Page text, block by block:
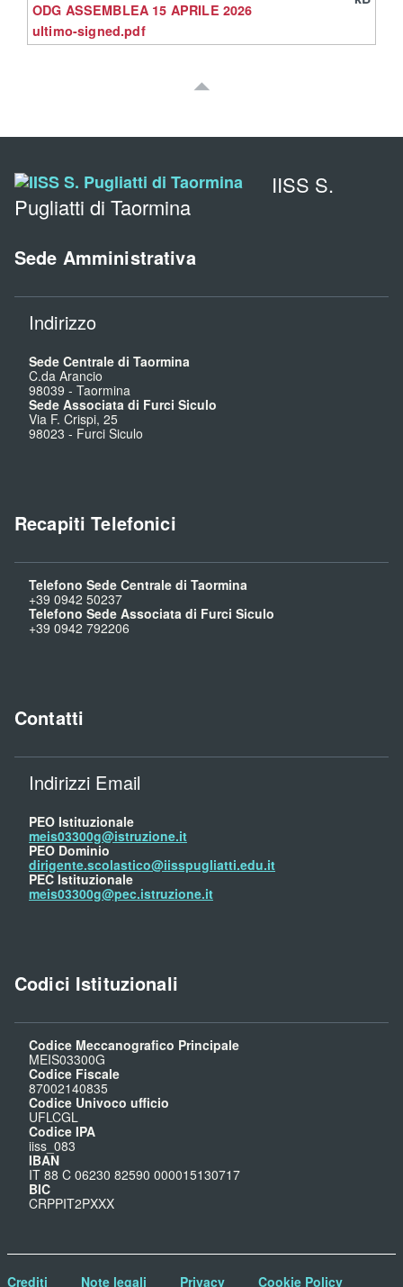
ODG ASSEMBLEA 15 APRILE 2026
ultimo-signed.pdf
IISS S.
Pugliatti di Taormina
Sede Amministrativa
Indirizzo
Sede Centrale di Taormina
C.da Arancio
98039 - Taormina
Sede Associata di Furci Siculo
Via F. Crispi, 25
98023 - Furci Siculo
Recapiti Telefonici
Telefono Sede Centrale di Taormina
+39 0942 50237
Telefono Sede Associata di Furci Siculo
+39 0942 792206
Contatti
Indirizzi Email
PEO Istituzionale
meis03300g@istruzione.it
PEO Dominio
dirigente.scolastico@iisspugliatti.edu.it
PEC Istituzionale
meis03300g@pec.istruzione.it
Codici Istituzionali
Codice Meccanografico Principale
MEIS03300G
Codice Fiscale
87002140835
Codice Univoco ufficio
UFLCGL
Codice IPA
iiss_083
IBAN
IT 88 C 06230 82590 000015130717
BIC
CRPPIT2PXXX
Crediti Note legali Privacy Cookie Policy